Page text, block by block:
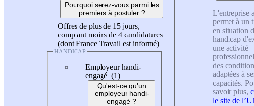
Pourquoi serez-vous parmi les
premiers à postuler ?
Offres de plus de 15 jours,
comptant moins de 4 candidatures
(dont France Travail est informé)
HANDICAP
Employeur handi-
engagé (1)
Qu'est-ce qu'un
employeur handi-
engagé ?
L'entreprise
permet à un
en situation
handicap
une activité
des
adaptées à
capacités.
savoir plus,
le site de